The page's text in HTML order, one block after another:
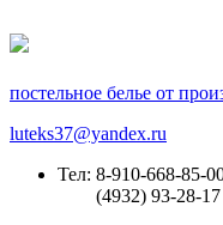
постельное белье от
luteks37@yandex.ru
Тел: 8-910-668-85-
(4932) 93-28-17